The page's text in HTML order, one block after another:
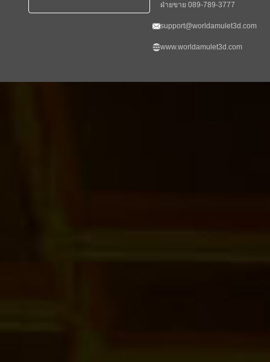
ฝ่ายขาย 089-789-3777
support@worldamulet3d.com
www.worldamulet3d.com